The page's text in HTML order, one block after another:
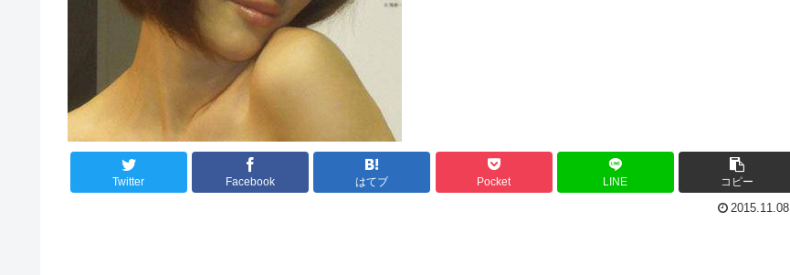
Twitter Facebook はてブ Pocket LINE コピー
2015.11.08